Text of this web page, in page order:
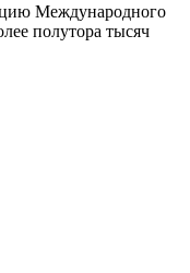
Международного
полутора тысяч